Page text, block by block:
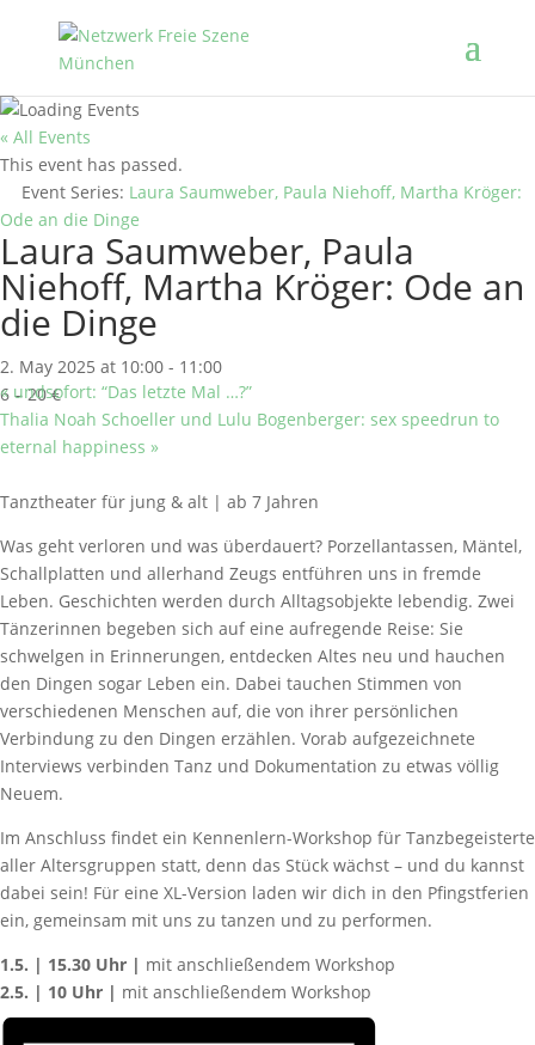
« All Events
This event has passed.
Event Series: Laura Saumweber, Paula Niehoff, Martha Kröger:
Ode an die Dinge
Laura Saumweber, Paula
Niehoff, Martha Kröger: Ode an
die Dinge
2. May 2025 at 10:00 - 11:00
6 – 20 €
«undsofort: “Das letzte Mal …?”
Thalia Noah Schoeller und Lulu Bogenberger: sex speedrun to
eternal happiness »
Tanztheater für jung & alt | ab 7 Jahren
Was geht verloren und was überdauert? Porzellantassen, Mäntel,
Schallplatten und allerhand Zeugs entführen uns in fremde
Leben. Geschichten werden durch Alltagsobjekte lebendig. Zwei
Tänzerinnen begeben sich auf eine aufregende Reise: Sie
schwelgen in Erinnerungen, entdecken Altes neu und hauchen
den Dingen sogar Leben ein. Dabei tauchen Stimmen von
verschiedenen Menschen auf, die von ihrer persönlichen
Verbindung zu den Dingen erzählen. Vorab aufgezeichnete
Interviews verbinden Tanz und Dokumentation zu etwas völlig
Neuem.
Im Anschluss findet ein Kennenlern-Workshop für Tanzbegeisterte
aller Altersgruppen statt, denn das Stück wächst – und du kannst
dabei sein! Für eine XL-Version laden wir dich in den Pfingstferien
ein, gemeinsam mit uns zu tanzen und zu performen.
1.5. | 15.30 Uhr | mit anschließendem Workshop
2.5. | 10 Uhr | mit anschließendem Workshop